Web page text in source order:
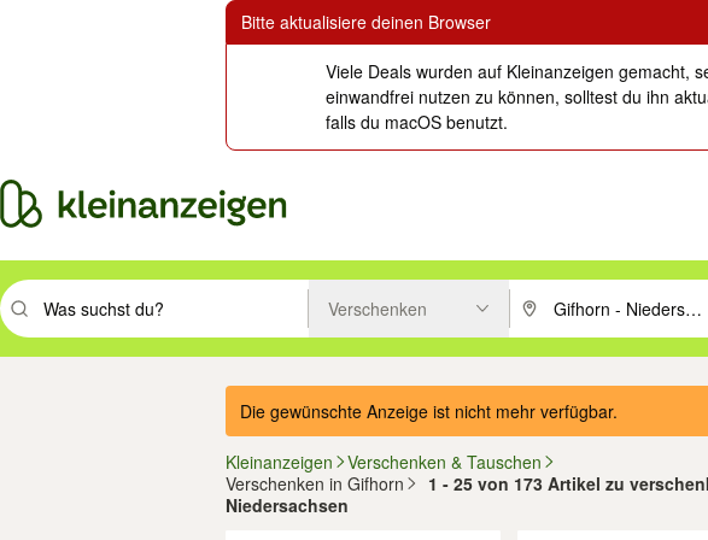
Bitte aktualisiere deinen Browser
Viele Deals wurden auf Kleinanzeigen gemacht,
einwandfrei nutzen zu können, solltest du ihn
falls du macOS benutzt.
Suchbegriff eingeben. Eingabetaste drücken um zu suchen, oder Vorschläge mit den
Verschenken PLZ oder Ort eingeben.
Die gewünschte Anzeige ist nicht mehr verfügbar.
Kleinanzeigen
Verschenken & Tauschen
Verschenken in Gifhorn
1 - 25 von 173 Artikel zu
Niedersachsen